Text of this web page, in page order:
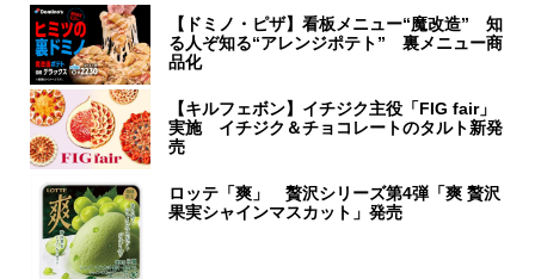
【ドミノ・ピザ】看板メニュー“魔改造” 知
る人ぞ知る“アレンジポテト” 裏メニュー商
品化
【キルフェボン】イチジク主役「FIG fair」
実施 イチジク＆チョコレートのタルト新発
売
ロッテ「爽」 贅沢シリーズ第4弾「爽 贅沢
果実シャインマスカット」発売